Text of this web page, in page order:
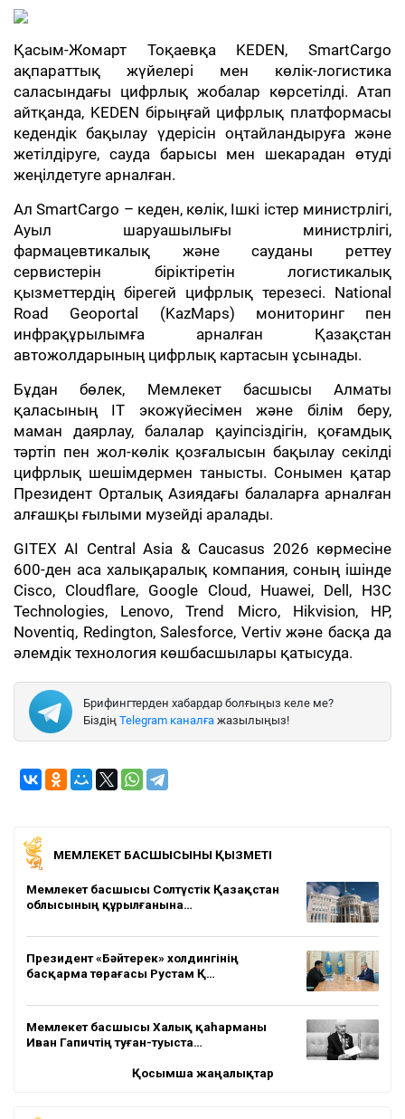
Қасым-Жомарт Тоқаевқа KEDEN, SmartCargo
ақпараттық жүйелері мен көлік-логистика
саласындағы цифрлық жобалар көрсетілді. Атап
айтқанда, KEDEN бірыңғай цифрлық платформасы
кедендік бақылау үдерісін оңтайландыруға және
жетілдіруге, сауда барысы мен шекарадан өтуді
жеңілдетуге арналған.
Ал SmartCargo – кеден, көлік, Ішкі істер министрлігі,
Ауыл шаруашылығы министрлігі,
фармацевтикалық және сауданы реттеу
сервистерін біріктіретін логистикалық
қызметтердің бірегей цифрлық терезесі. National
Road Geoportal (KazMaps) мониторинг пен
инфрақұрылымға арналған Қазақстан
автожолдарының цифрлық картасын ұсынады.
Бұдан бөлек, Мемлекет басшысы Алматы
қаласының ІТ экожүйесімен және білім беру,
маман даярлау, балалар қауіпсіздігін, қоғамдық
тәртіп пен жол-көлік қозғалысын бақылау секілді
цифрлық шешімдермен танысты. Сонымен қатар
Президент Орталық Азиядағы балаларға арналған
алғашқы ғылыми музейді аралады.
GITEX AI Central Asia & Caucasus 2026 көрмесіне
600-ден аса халықаралық компания, соның ішінде
Cisco, Cloudflare, Google Cloud, Huawei, Dell, H3C
Technologies, Lenovo, Trend Micro, Hikvision, HP,
Noventiq, Redington, Salesforce, Vertiv және басқа да
әлемдік технология көшбасшылары қатысуда.
Брифингтерден хабардар болғыңыз келе ме?
Біздің Telegram каналға жазылыңыз!
МЕМЛЕКЕТ БАСШЫСЫНЫҢ ҚЫЗМЕТІ
Мемлекет басшысы Солтүстік Қазақстан
облысының құрылғанына…
Президент «Бәйтерек» холдингінің
басқарма төрағасы Рустам Қ…
Мемлекет басшысы Халық қаһарманы
Иван Гапичтің туған-туыста…
Қосымша жаңалықтар